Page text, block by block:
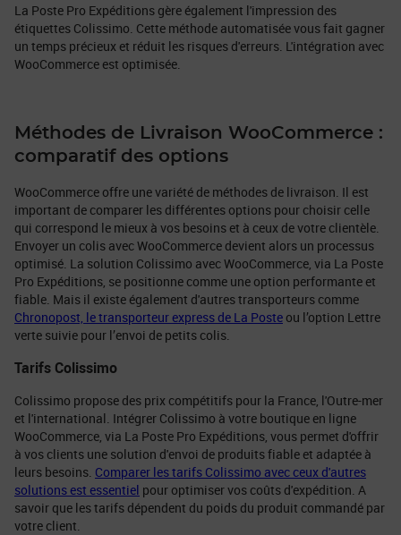
La Poste Pro Expéditions gère également l'impression des
étiquettes Colissimo. Cette méthode automatisée vous fait gagner
un temps précieux et réduit les risques d'erreurs. L'intégration avec
WooCommerce est optimisée.
Méthodes de Livraison WooCommerce :
comparatif des options
WooCommerce offre une variété de méthodes de livraison. Il est
important de comparer les différentes options pour choisir celle
qui correspond le mieux à vos besoins et à ceux de votre clientèle.
Envoyer un colis avec WooCommerce devient alors un processus
optimisé. La solution Colissimo avec WooCommerce, via La Poste
Pro Expéditions, se positionne comme une option performante et
fiable. Mais il existe également d'autres transporteurs comme
Chronopost, le transporteur express de La Poste ou l’option Lettre
verte suivie pour l’envoi de petits colis.
Tarifs Colissimo
Colissimo propose des prix compétitifs pour la France, l'Outre-mer
et l'international. Intégrer Colissimo à votre boutique en ligne
WooCommerce, via La Poste Pro Expéditions, vous permet d'offrir
à vos clients une solution d'envoi de produits fiable et adaptée à
leurs besoins. Comparer les tarifs Colissimo avec ceux d'autres
solutions est essentiel pour optimiser vos coûts d'expédition. A
savoir que les tarifs dépendent du poids du produit commandé par
votre client.